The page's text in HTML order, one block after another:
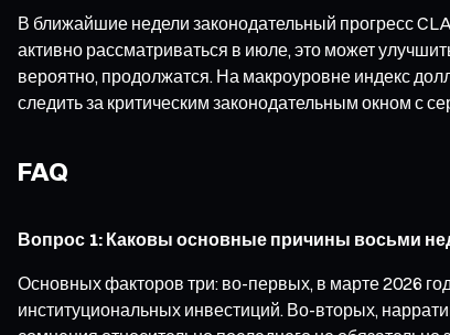
В ближайшие недели законодательный прогресс
активно рассматриваться в июле, это может
вероятно, продолжатся. На макроуровне индекс
следить за критическим законодательным окном с
FAQ
Вопрос 1: Каковы основные причины восьми
Основных факторов три: во-первых, в марте 2026
институциональных инвестиций. Во-вторых,